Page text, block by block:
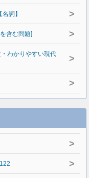
詞】 >
含む問題] >
わかりやすい現代
>
>
>
>